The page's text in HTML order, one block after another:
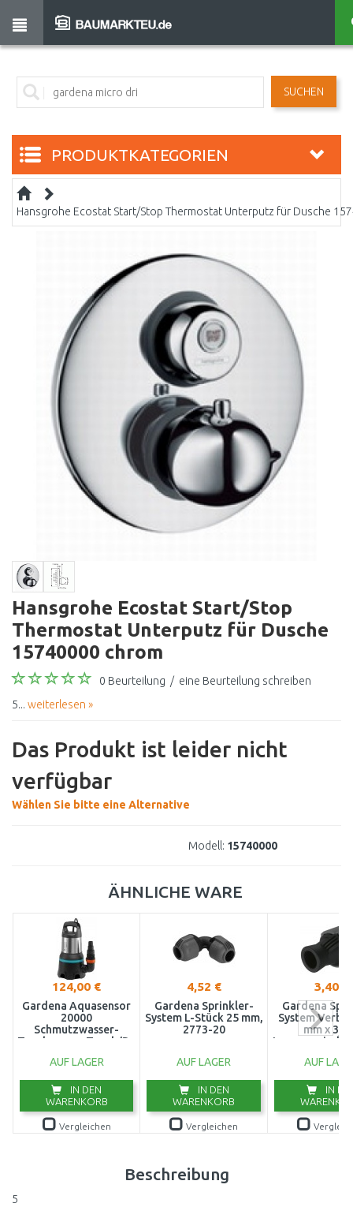
SUCHEN
PRODUKTKATEGORIEN
Hansgrohe Ecostat Start/Stop Thermostat Unterputz für Dusche
Hansgrohe Ecostat Start/Stop
Thermostat Unterputz für Dusche
15740000 chrom
0 Beurteilung / eine Beurteilung schreiben
5... weiterlesen »
Das Produkt ist leider nicht
verfügbar
Wählen Sie bitte eine Alternative
Modell: 15740000
ÄHNLICHE WARE
124,00 €
Gardena Aquasensor
20000
Schmutzwasser-
Tauchpumpe,Tauch/Druckpumpe
9044-20
AUF LAGER
IN DEN
WARENKORB
Vergleichen
4,52 €
Gardena Sprinkler-
System L-Stück 25 mm,
2773-20
AUF LAGER
IN DEN
WARENKORB
Vergleichen
3,40 €
Gardena
System
mm x 3/
Innengewinde
AUF
IN
Beschreibung
5